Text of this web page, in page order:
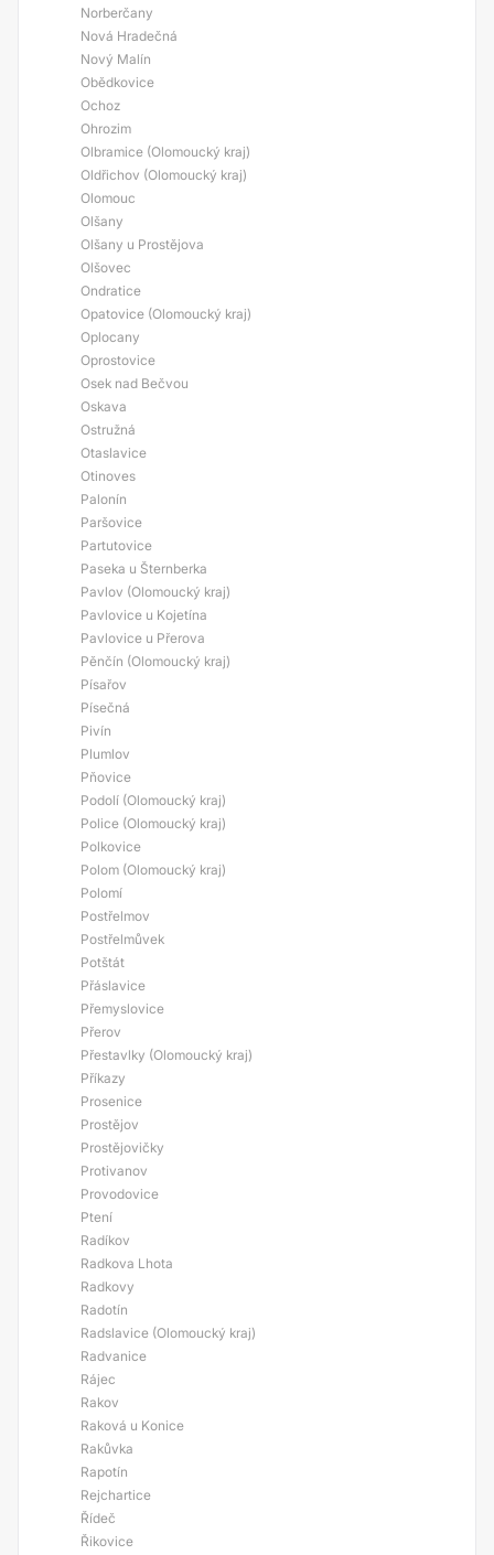
Norberčany
Nová Hradečná
Nový Malín
Obědkovice
Ochoz
Ohrozim
Olbramice (Olomoucký kraj)
Oldřichov (Olomoucký kraj)
Olomouc
Olšany
Olšany u Prostějova
Olšovec
Ondratice
Opatovice (Olomoucký kraj)
Oplocany
Oprostovice
Osek nad Bečvou
Oskava
Ostružná
Otaslavice
Otinoves
Palonín
Paršovice
Partutovice
Paseka u Šternberka
Pavlov (Olomoucký kraj)
Pavlovice u Kojetína
Pavlovice u Přerova
Pěnčín (Olomoucký kraj)
Písařov
Písečná
Pivín
Plumlov
Pňovice
Podolí (Olomoucký kraj)
Police (Olomoucký kraj)
Polkovice
Polom (Olomoucký kraj)
Polomí
Postřelmov
Postřelmůvek
Potštát
Přáslavice
Přemyslovice
Přerov
Přestavlky (Olomoucký kraj)
Příkazy
Prosenice
Prostějov
Prostějovičky
Protivanov
Provodovice
Ptení
Radíkov
Radkova Lhota
Radkovy
Radotín
Radslavice (Olomoucký kraj)
Radvanice
Rájec
Rakov
Raková u Konice
Rakůvka
Rapotín
Rejchartice
Řídeč
Řikovice